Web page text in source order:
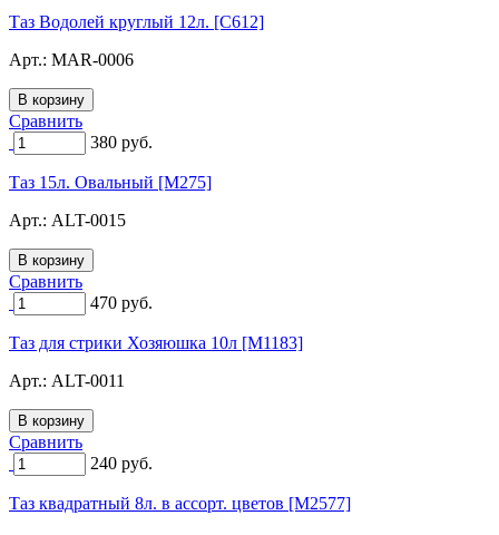
Таз Водолей круглый 12л. [C612]
Арт.: MAR-0006
Сравнить
380 руб.
Таз 15л. Овальный [M275]
Арт.: ALT-0015
Сравнить
470 руб.
Таз для стрики Хозяюшка 10л [M1183]
Арт.: ALT-0011
Сравнить
240 руб.
Таз квадратный 8л. в ассорт. цветов [M2577]